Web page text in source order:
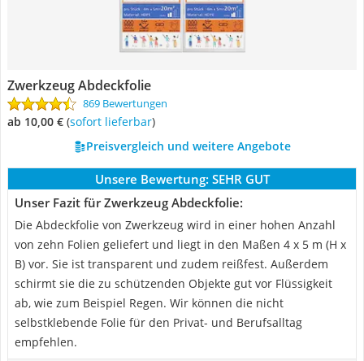
Zwerkzeug Abdeckfolie
869 Bewertungen
ab 10,00 € ( Sofort lieferbar)
Preisvergleich und weitere Angebote
Unsere Bewertung: SEHR GUT
Unser Fazit für Zwerkzeug Abdeckfolie:
Die Abdeckfolie von Zwerkzeug wird in einer hohen Anzahl
von zehn Folien geliefert und liegt in den Maßen 4 x 5 m (H x
B) vor. Sie ist transparent und zudem reißfest. Außerdem
schirmt sie die zu schützenden Objekte gut vor Flüssigkeit
ab, wie zum Beispiel Regen. Wir können die nicht
selbstklebende Folie für den Privat- und Berufsalltag
empfehlen.